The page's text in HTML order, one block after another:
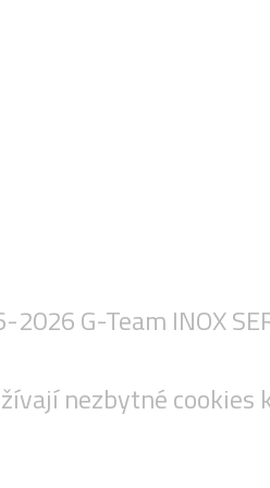
G-Team INOX
nezbytné cookies